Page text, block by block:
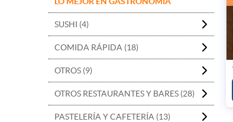
SUSHI (4)
COMIDA RÁPIDA (18)
OTROS (9)
OTROS RESTAURANTES Y BARES (28)
PASTELERÍA Y CAFETERÍA (13)